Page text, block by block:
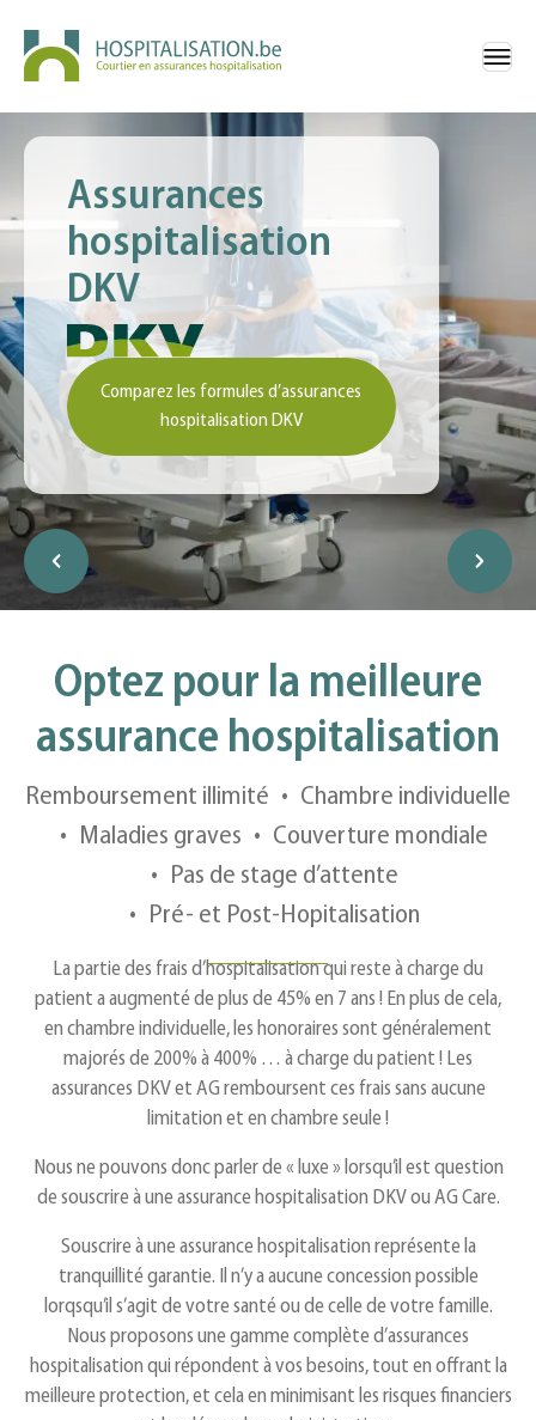
Assurances
hospitalisation
DKV
Comparez les formules d’assurances
hospitalisation DKV
Optez pour la meilleure
assurance hospitalisation
Remboursement illimité
Chambre individuelle
Maladies graves
Couverture mondiale
Pas de stage d’attente
Pré- et Post-Hopitalisation
La partie des frais d’hospitalisation qui reste à charge du
patient a augmenté de plus de 45% en 7 ans ! En plus de cela,
en chambre individuelle, les honoraires sont généralement
majorés de 200% à 400% … à charge du patient ! Les
assurances DKV et AG remboursent ces frais sans aucune
limitation et en chambre seule !
Nous ne pouvons donc parler de « luxe » lorsqu’il est question
de souscrire à une assurance hospitalisation DKV ou AG Care.
Souscrire à une assurance hospitalisation représente la
tranquillité garantie. Il n’y a aucune concession possible
lorqsqu’il s’agit de votre santé ou de celle de votre famille.
Nous proposons une gamme complète d’assurances
hospitalisation qui répondent à vos besoins, tout en offrant la
meilleure protection, et cela en minimisant les risques financiers